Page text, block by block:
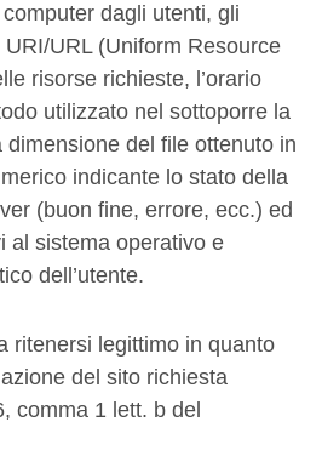
dagli utenti, gli
URL (Uniform Resource
risorse richieste, l’orario
utilizzato nel sottoporre la
dimensione del file ottenuto in
indicante lo stato della
(buon fine, errore, ecc.) ed
al sistema operativo e
dell’utente.
ritenersi legittimo in quanto
del sito richiesta
comma 1 lett. b del